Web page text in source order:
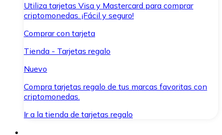
Utiliza tarjetas Visa y Mastercard para comprar
criptomonedas. ¡Fácil y seguro!
Comprar con tarjeta
Tienda - Tarjetas regalo
Nuevo
Compra tarjetas regalo de tus marcas favoritas con
criptomonedas.
Ir a la tienda de tarjetas regalo